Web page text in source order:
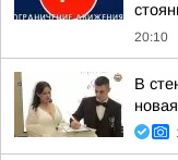
20:10
В